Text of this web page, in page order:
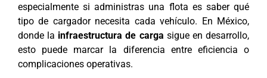
especialmente si administras una flota es saber qué
tipo de cargador necesita cada vehículo. En México,
donde la infraestructura de carga sigue en desarrollo,
esto puede marcar la diferencia entre eficiencia o
complicaciones operativas.